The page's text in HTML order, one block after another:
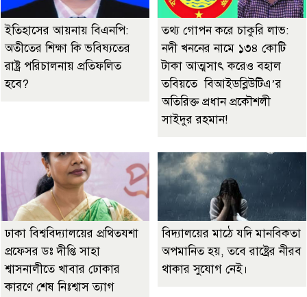
ইতিহাসের আয়নায় বিএনপি:
অতীতের শিক্ষা কি ভবিষ্যতের
রাষ্ট্র পরিচালনায় প্রতিফলিত
হবে?
তথ্য গোপন করে চাকুরি লাভ:
নদী খননের নামে ১৩৪ কোটি
টাকা আত্মসাৎ করেও বহাল
তবিয়তে বিআইডব্লিউটিএ’র
অতিরিক্ত প্রধান প্রকৌশলী
সাইদুর রহমান!
ঢাকা বিশ্ববিদ্যালয়ের প্রথিতযশা
প্রফেসর ডঃ দীপ্তি সাহা
শ্বাসনালীতে খাবার ঢোকার
কারণে শেষ নিঃশ্বাস ত্যাগ
বিদ্যালয়ের মাঠে যদি মানবিকতা
অপমানিত হয়, তবে রাষ্ট্রের নীরব
থাকার সুযোগ নেই।